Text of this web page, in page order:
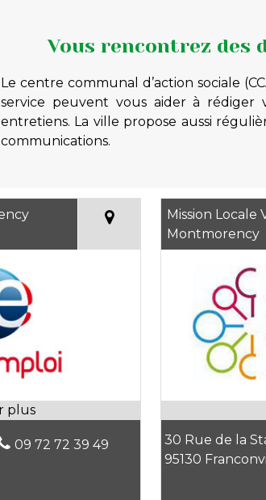
Vous rencontrez des
Le centre communal d’action sociale
service peuvent vous aider à
entretiens. La ville propose aussi
communications.
09 72 72 39 49
Mission Locale
Montmorency
30 Rue de la
95130